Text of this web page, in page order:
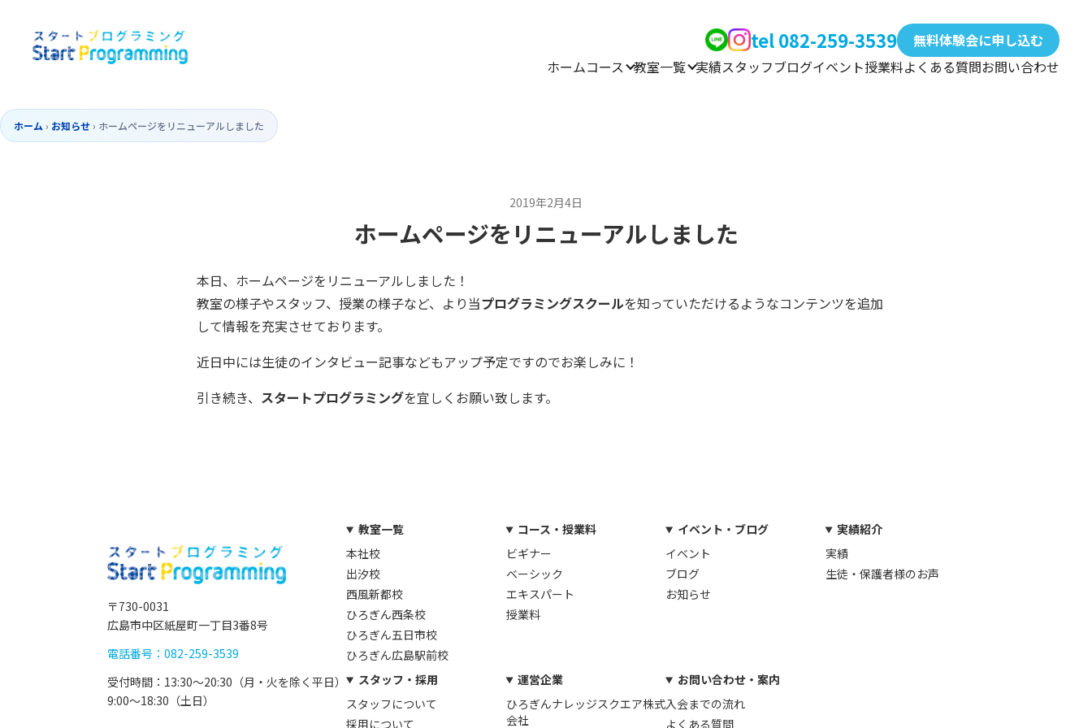
ホームコース 教室一覧 実績スタッフブログイベント授業料よくある質問お問い合わせ
tel 082-259-3539 無料体験会に申し込む
ホーム › お知らせ› ホームページをリニューアルしました
2019年2月4日
ホームページをリニューアルしました
本日、ホームページをリニューアルしました！
教室の様子やスタッフ、授業の様子など、より当プログラミングスクールを知っていただけるようなコンテンツを追加
して情報を充実させております。
近日中には生徒のインタビュー記事などもアップ予定ですのでお楽しみに！
引き続き、 スタートプログラミングを宜しくお願い致します。
〒730-0031
広島市中区紙屋町一丁目3番8号
電話番号：082-259-3539
受付時間：13:30〜20:30（月・火を除く平日）
9:00〜18:30（土日）
教室一覧
本社校
出汐校
西風新都校
ひろぎん西条校
ひろぎん五日市校
ひろぎん広島駅前校
コース・授業料
ビギナー
ベーシック
エキスパート
授業料
イベント・ブログ
イベント
ブログ
お知らせ
実績紹介
実績
生徒・保護者様のお声
スタッフ・採用
スタッフについて
採用について
運営企業
ひろぎんナレッジスクエア株式
会社
お問い合わせ・案内
入会までの流れ
よくある質問